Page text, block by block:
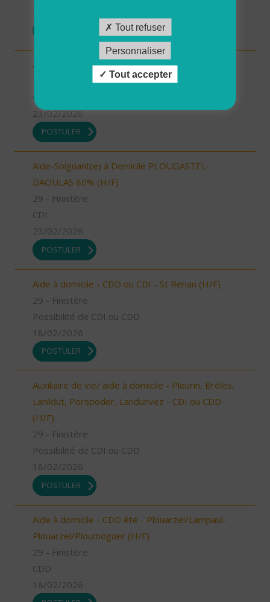
Aide à domicile - Les Bauges (73) (H/F)
CDI
23/02/2026
POSTULER
Aide-Soignant(e) à Domicile PLOUGASTEL-
DAOULAS 80% (H/F)
29 - Finistère
CDI
23/02/2026
POSTULER
Aide à domicile - CDD ou CDI - St Renan (H/F)
29 - Finistère
Possibilité de CDI ou CDD
18/02/2026
POSTULER
Auxiliaire de vie/ aide à domicile - Plourin, Brélès,
Lanildut, Porspoder, Landunvez - CDI ou CDD
(H/F)
29 - Finistère
Possibilité de CDI ou CDD
18/02/2026
POSTULER
Aide à domicile - CDD été - Plouarzel/Lampaul-
Plouarzel/Ploumoguer (H/F)
29 - Finistère
CDD
18/02/2026
Tout refuser
Personnaliser
Tout accepter